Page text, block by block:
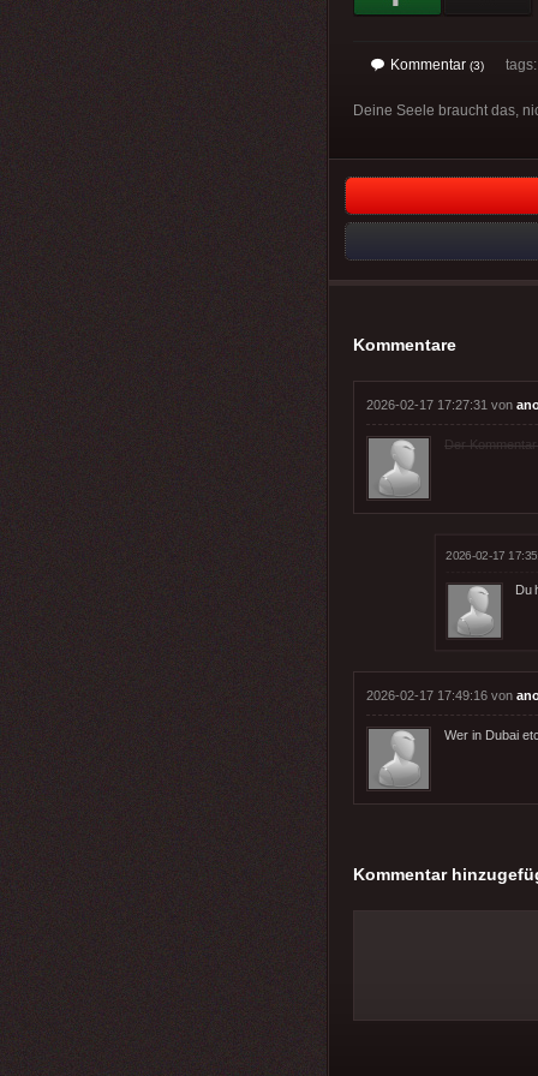
Kommentar (3) tags:
Deine Seele braucht das,
Kommentare
2026-02-17 17:27:31 von
Der
2026-02-17
Du
2026-02-17 17:49:16 von
Wer in Dubai
Kommentar